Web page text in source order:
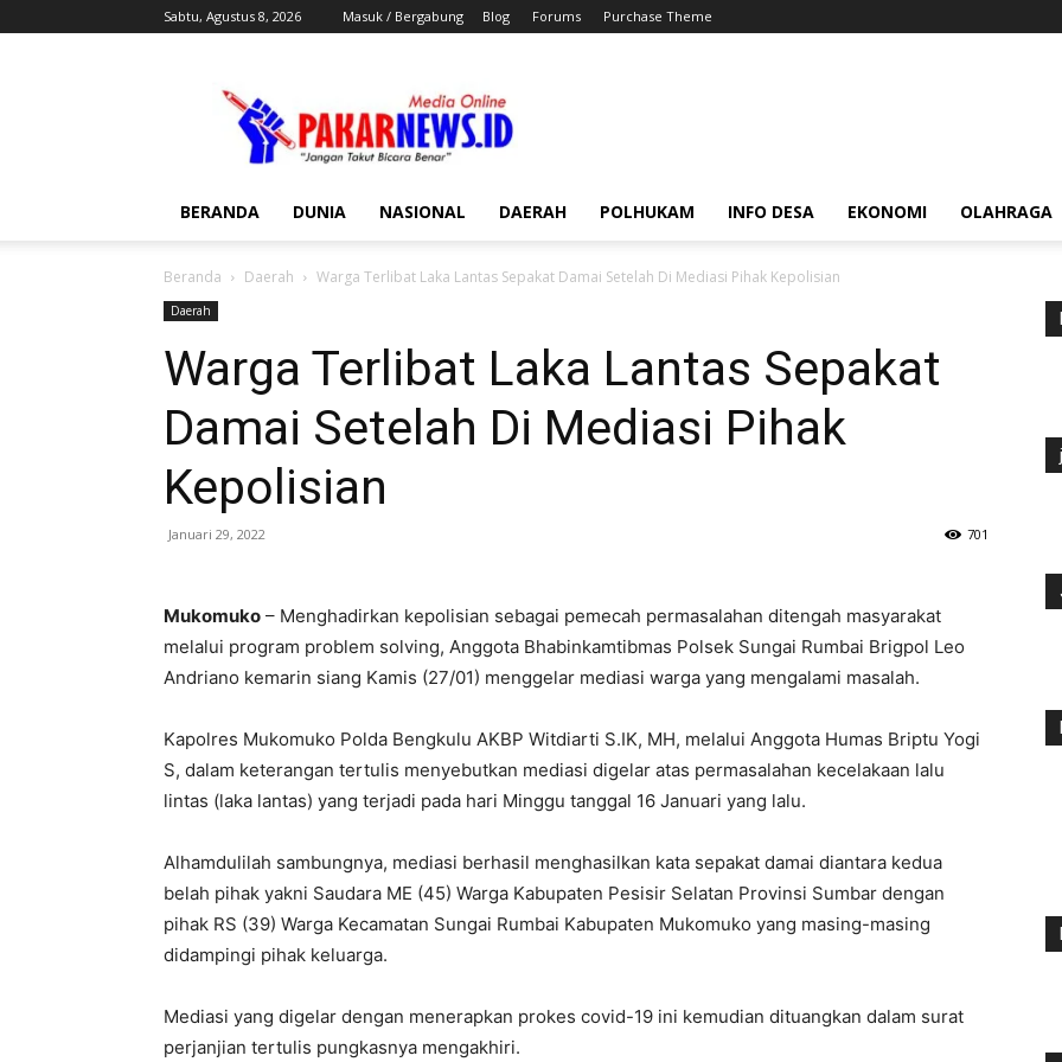
Sabtu, Agustus 8, 2026 Masuk / Bergabung Blog Forums Purchase Theme
BERANDA DUNIA NASIONAL DAERAH POLHUKAM INFO DESA EKONOMI OLAHRAGA
Beranda Daerah Warga Terlibat Laka Lantas Sepakat Damai Setelah Di Mediasi Pihak Kepolisian
Daerah
Warga Terlibat Laka Lantas Sepakat
Damai Setelah Di Mediasi Pihak
Kepolisian
Januari 29, 2022 701
Mukomuko – Menghadirkan kepolisian sebagai pemecah permasalahan ditengah masyarakat
melalui program problem solving, Anggota Bhabinkamtibmas Polsek Sungai Rumbai Brigpol Leo
Andriano kemarin siang Kamis (27/01) menggelar mediasi warga yang mengalami masalah.
Kapolres Mukomuko Polda Bengkulu AKBP Witdiarti S.IK, MH, melalui Anggota Humas Briptu Yogi
S, dalam keterangan tertulis menyebutkan mediasi digelar atas permasalahan kecelakaan lalu
lintas (laka lantas) yang terjadi pada hari Minggu tanggal 16 Januari yang lalu.
Alhamdulilah sambungnya, mediasi berhasil menghasilkan kata sepakat damai diantara kedua
belah pihak yakni Saudara ME (45) Warga Kabupaten Pesisir Selatan Provinsi Sumbar dengan
pihak RS (39) Warga Kecamatan Sungai Rumbai Kabupaten Mukomuko yang masing-masing
didampingi pihak keluarga.
Mediasi yang digelar dengan menerapkan prokes covid-19 ini kemudian dituangkan dalam surat
perjanjian tertulis pungkasnya mengakhiri.